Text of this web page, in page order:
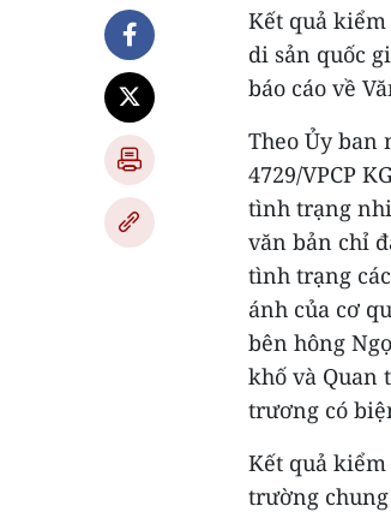
Kết quả
di sản quốc
báo cáo về
Theo Ủy ban
4729/VPCP
tình trạng
văn bản chỉ
tình trạng
ánh của cơ
bên hông
khố và Quan
trương có
Kết quả
trường